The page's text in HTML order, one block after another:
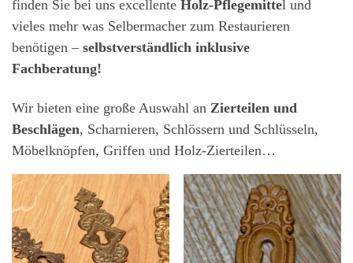
finden Sie bei uns excellente Holz-Pflegemittel und
vieles mehr was Selbermacher zum Restaurieren
benötigen – selbstverständlich inklusive
Fachberatung!
Wir bieten eine große Auswahl an Zierteilen und
Beschlägen, Scharnieren, Schlössern und Schlüsseln,
Möbelknöpfen, Griffen und Holz-Zierteilen…